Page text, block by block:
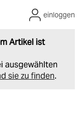
Artikel ist
ausgewählten
sie zu finden.
einloggen